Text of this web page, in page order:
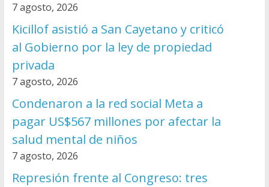
7 agosto, 2026
Kicillof asistió a San Cayetano y criticó
al Gobierno por la ley de propiedad
privada
7 agosto, 2026
Condenaron a la red social Meta a
pagar US$567 millones por afectar la
salud mental de niños
7 agosto, 2026
Represión frente al Congreso: tres